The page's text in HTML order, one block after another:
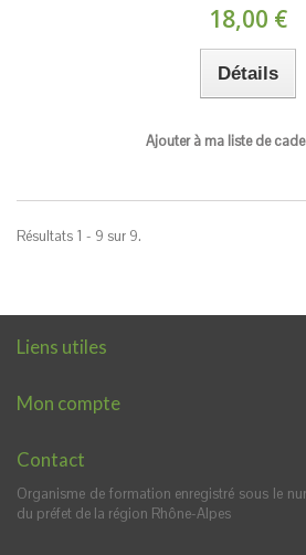
18,00 €
Détails
Ajouter à ma liste de
Résultats 1 - 9 sur 9.
Liens utiles
Mon compte
Contact
Organisme de formation enregistré sous le
du préfet de la région Rhône-Alpes